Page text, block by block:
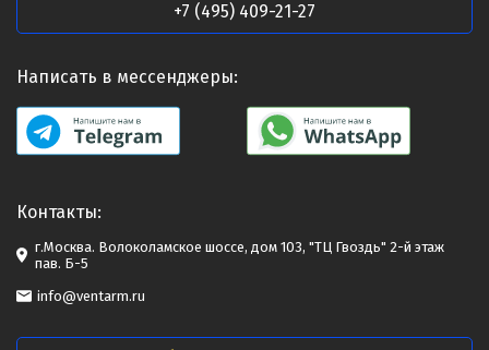
+7 (495) 409-21-27
Написать в мессенджеры:
Контакты:
г.Москва. Волоколамское шоссе, дом 103, "ТЦ Гвоздь" 2-й этаж
пав. Б-5
info@ventarm.ru